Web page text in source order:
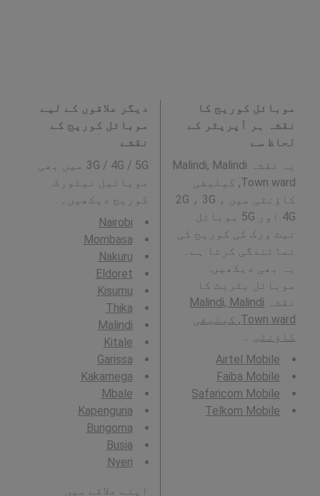
موبائل کوریج کا
نقشہ ہر آپریٹر کے
لحاظ سے
یہ نقشہ Malindi, Malindi
Town ward, کیلیفی
کاؤنٹی میں 2G ، 3G ،
4G اور 5G موبائل
نیٹ ورک کی کوریج کی
نمائندگی کرتا ہے۔
یہ بھی دیکھیں:
موبائل بٹریٹ کا
نقشہ Malindi, Malindi
Town ward, کیلیفی
کاؤنٹی ۔
Airtel Mobile
Faiba Mobile
Safaricom Mobile
Telkom Mobile
دیگر علاقوں کے لیے
موبائل کوریج کے
نقشے
3G / 4G / 5G میں بھی
موبائیل نیٹورک
کوریج دیکھیں۔ :
Nairobi
Mombasa
Nakuru
Eldoret
Kisumu
Thika
Malindi
Kitale
Garissa
Kakamega
Mbale
Kapenguria
Bungoma
Busia
Nyeri
اپنے علاقے میں